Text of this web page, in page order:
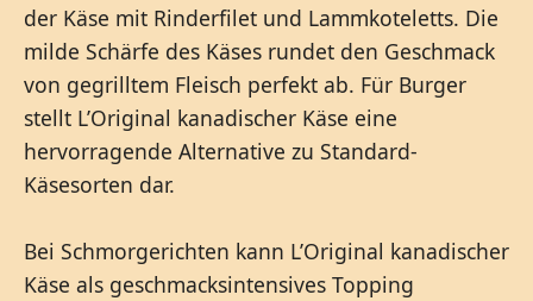
der Käse mit Rinderfilet und Lammkoteletts. Die
milde Schärfe des Käses rundet den Geschmack
von gegrilltem Fleisch perfekt ab. Für Burger
stellt L’Original kanadischer Käse eine
hervorragende Alternative zu Standard-
Käsesorten dar.
Bei Schmorgerichten kann L’Original kanadischer
Käse als geschmacksintensives Topping